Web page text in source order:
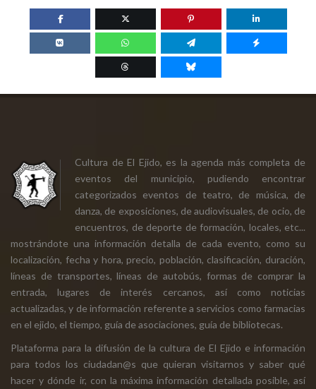
Cultura de El Ejido, es la agenda más completa de
eventos del municipio, pudiendo encontrar
categorizados eventos de teatro, de música, de
danza, de exposiciones, de audiovisuales, de ocio, de
encuentros, de deporte de formación, locales, etc...
mostrándote una información detalla de cada evento, como su
localización, fecha y hora, precio, población, clasificación, duración,
líneas de transportes, líneas de autobús, formas de comprar la
entrada, lugares de interés cercanos, así como noticias
actualizadas, y de información referente a servicios como farmacias
en el ejido, el tiempo, guía de asociaciones, guía de bibliotecas.
Plataforma para la difusión de la cultura de El Ejido e información
para todos los ciudadan@s que quieran visitarnos y saber qué
hacer y dónde ir, con la máxima información detallada posible, así